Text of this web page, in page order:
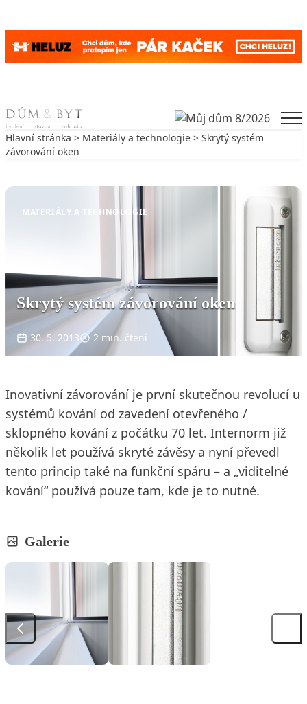
Skip to content
Hlavní stránka > Materiály a technologie > Skrytý systém
závorování oken
MATERIÁLY A TECHNOLOGIE
Skrytý systém závorování oken
30. 5. 2013 2 min. čtení
Inovativní závorování je první skutečnou revolucí u
systémů kování od zavedení otevřeného /
sklopného kování z počátku 70 let. Internorm již
několik let používá skryté závěsy a nyní převedl
tento princip také na funkční spáru – a „viditelné
kování“ používá pouze tam, kde je to nutné.
Galerie